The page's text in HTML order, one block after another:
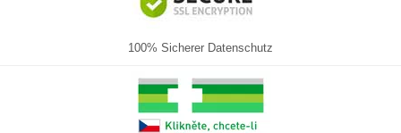
100% Sicherer Datenschutz